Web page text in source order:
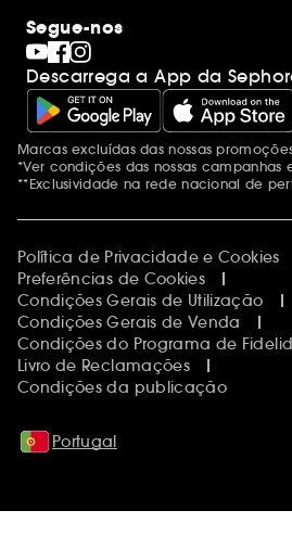
Segue-nos
Descarrega a App da
Menções adicionais
Marcas excluídas das nossas
*Ver condições das nossas campanhas
**Exclusividade na rede nacional de
Política de Privacidade e Cookies
Preferências de Cookies
Condições Gerais de Utilização
Condições Gerais de Venda
Condições do Programa de
Livro de Reclamações
Condições da publicação
Portugal